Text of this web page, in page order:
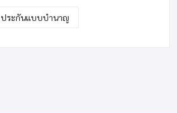
ประกันแบบบำนาญ